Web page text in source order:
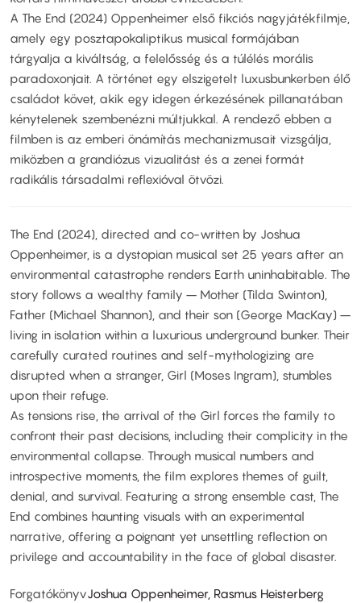
A The End (2024) Oppenheimer első fikciós nagyjátékfilmje,
amely egy posztapokaliptikus musical formájában
tárgyalja a kiváltság, a felelősség és a túlélés morális
paradoxonjait. A történet egy elszigetelt luxusbunkerben élő
családot követ, akik egy idegen érkezésének pillanatában
kénytelenek szembenézni múltjukkal. A rendező ebben a
filmben is az emberi önámítás mechanizmusait vizsgálja,
miközben a grandiózus vizualitást és a zenei formát
radikális társadalmi reflexióval ötvözi.
The End (2024), directed and co-written by Joshua
Oppenheimer, is a dystopian musical set 25 years after an
environmental catastrophe renders Earth uninhabitable. The
story follows a wealthy family – Mother (Tilda Swinton),
Father (Michael Shannon), and their son (George MacKay) –
living in isolation within a luxurious underground bunker. Their
carefully curated routines and self-mythologizing are
disrupted when a stranger, Girl (Moses Ingram), stumbles
upon their refuge.
As tensions rise, the arrival of the Girl forces the family to
confront their past decisions, including their complicity in the
environmental collapse. Through musical numbers and
introspective moments, the film explores themes of guilt,
denial, and survival. Featuring a strong ensemble cast, The
End combines haunting visuals with an experimental
narrative, offering a poignant yet unsettling reflection on
privilege and accountability in the face of global disaster.
ForgatókönyvJoshua Oppenheimer, Rasmus Heisterberg